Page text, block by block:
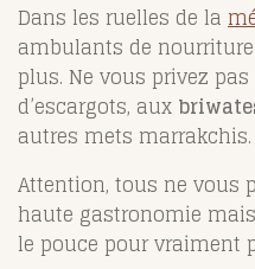
Dans les ruelles de la
ambulants de
plus. Ne vous privez
d’escargots, aux
autres mets marrakchis.
Attention, tous ne vous
haute gastronomie
le pouce pour vraiment